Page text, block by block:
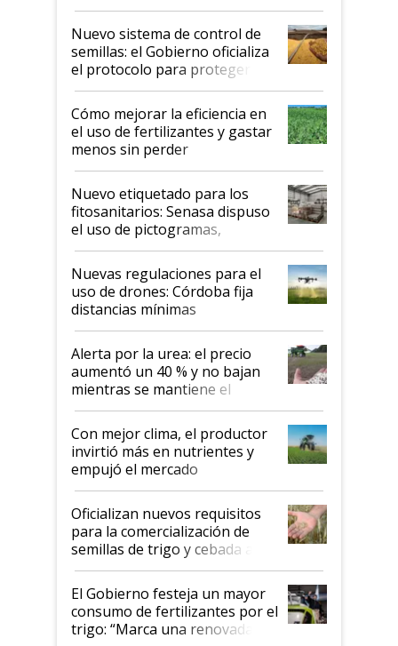
Nuevo sistema de control de
semillas: el Gobierno oficializa
el protocolo para proteger la
propiedad intelectual
Cómo mejorar la eficiencia en
el uso de fertilizantes y gastar
menos sin perder
productividad en la campaña
fina
Nuevo etiquetado para los
fitosanitarios: Senasa dispuso
el uso de pictogramas,
palabras de advertencia e
indicaciones
Nuevas regulaciones para el
uso de drones: Córdoba fija
distancias mínimas
Alerta por la urea: el precio
aumentó un 40 % y no bajan
mientras se mantiene el
conflicto en Medio Oriente
Con mejor clima, el productor
invirtió más en nutrientes y
empujó el mercado
Oficializan nuevos requisitos
para la comercialización de
semillas de trigo y cebada a
granel
El Gobierno festeja un mayor
consumo de fertilizantes por el
trigo: “Marca una renovada